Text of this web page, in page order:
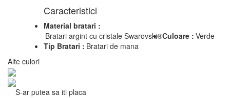
Caracteristici
Material bratari :
Bratari argint cu cristale Swarovski®Culoare : Verde
Tip Bratari : Bratari de mana
Alte culori
S-ar putea sa iti placa